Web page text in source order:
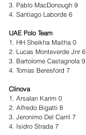
3. Pablo MacDonough 9
4. Santiago Laborde 6
UAE Polo Team
1. HH Sheikha Maitha 0
2. Lucas Monteverde Jnr 6
3. Bartolome Castagnola 9
4. Tomas Beresford 7
Clinova
1. Arsalan Karim 0
2. Alfredo Bigatti 8
3. Jeronimo Del Carril 7
4. Isidro Strada 7